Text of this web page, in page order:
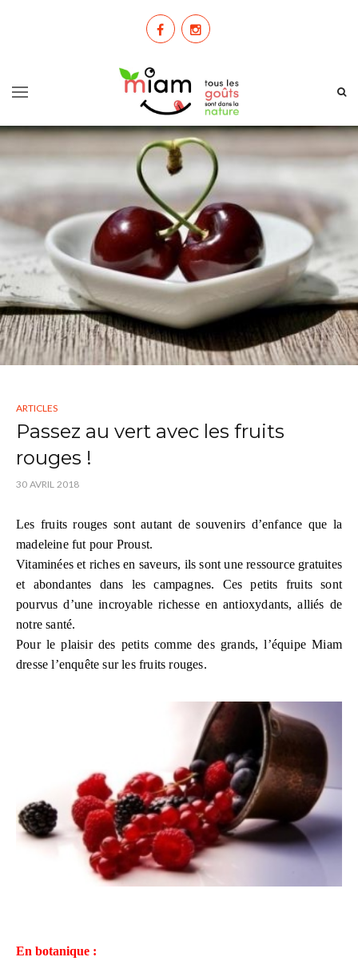
ARTICLES
Passez au vert avec les fruits
rouges !
30 AVRIL 2018
Les fruits rouges sont autant de souvenirs d’enfance que la
madeleine fut pour Proust.
Vitaminées et riches en saveurs, ils sont une ressource gratuites
et abondantes dans les campagnes. Ces petits fruits sont
pourvus d’une incroyable richesse en antioxydants, alliés de
notre santé.
Pour le plaisir des petits comme des grands, l’équipe Miam
dresse l’enquête sur les fruits rouges.
En botanique :